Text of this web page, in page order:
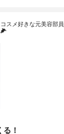
スメ好きな元美容部員
！